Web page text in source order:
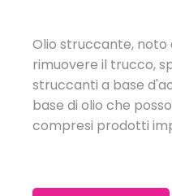
Olio struccante,
rimuovere il trucco,
struccanti a base
base di olio che
compresi prodotti